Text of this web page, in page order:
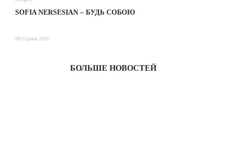
SOFIA NERSESIAN – БУДЬ СОБОЮ
08 Серпня 2026
БОЛЬШЕ НОВОСТЕЙ